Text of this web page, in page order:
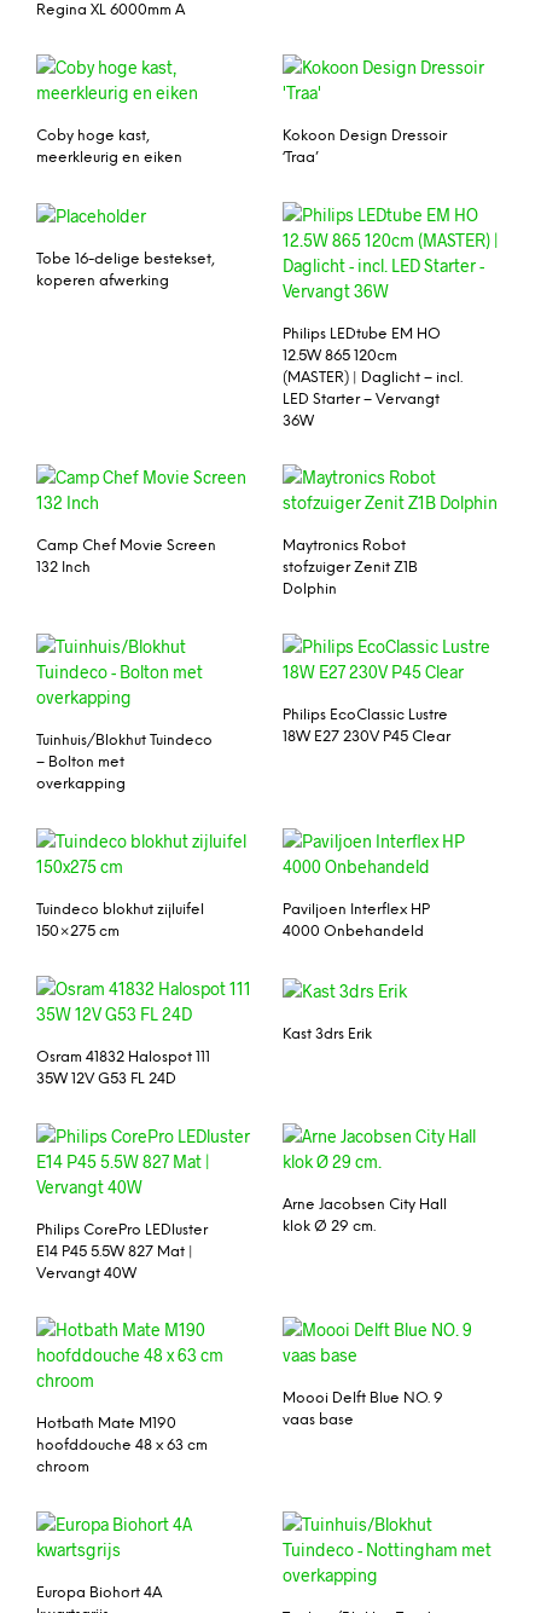
Regina XL 6000mm A
Coby hoge kast,
meerkleurig en eiken
Kokoon Design Dressoir
‘Traa’
Tobe 16-delige bestekset,
koperen afwerking
Philips LEDtube EM HO
12.5W 865 120cm
(MASTER) | Daglicht – incl.
LED Starter – Vervangt
36W
Camp Chef Movie Screen
132 Inch
Maytronics Robot
stofzuiger Zenit Z1B
Dolphin
Tuinhuis/Blokhut Tuindeco
– Bolton met
overkapping
Philips EcoClassic Lustre
18W E27 230V P45 Clear
Tuindeco blokhut zijluifel
150×275 cm
Paviljoen Interflex HP
4000 Onbehandeld
Osram 41832 Halospot 111
35W 12V G53 FL 24D
Kast 3drs Erik
Philips CorePro LEDluster
E14 P45 5.5W 827 Mat |
Vervangt 40W
Arne Jacobsen City Hall
klok Ø 29 cm.
Hotbath Mate M190
hoofddouche 48 x 63 cm
chroom
Moooi Delft Blue NO. 9
vaas base
Europa Biohort 4A